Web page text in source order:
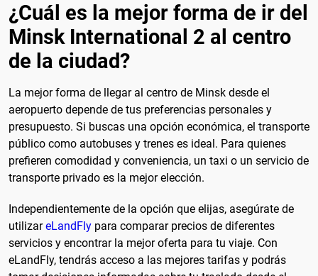
¿Cuál es la mejor forma de ir del
Minsk International 2 al centro
de la ciudad?
La mejor forma de llegar al centro de Minsk desde el
aeropuerto depende de tus preferencias personales y
presupuesto. Si buscas una opción económica, el transporte
público como autobuses y trenes es ideal. Para quienes
prefieren comodidad y conveniencia, un taxi o un servicio de
transporte privado es la mejor elección.
Independientemente de la opción que elijas, asegúrate de
utilizareLandFly para comparar precios de diferentes
servicios y encontrar la mejor oferta para tu viaje. Con
eLandFly, tendrás acceso a las mejores tarifas y podrás